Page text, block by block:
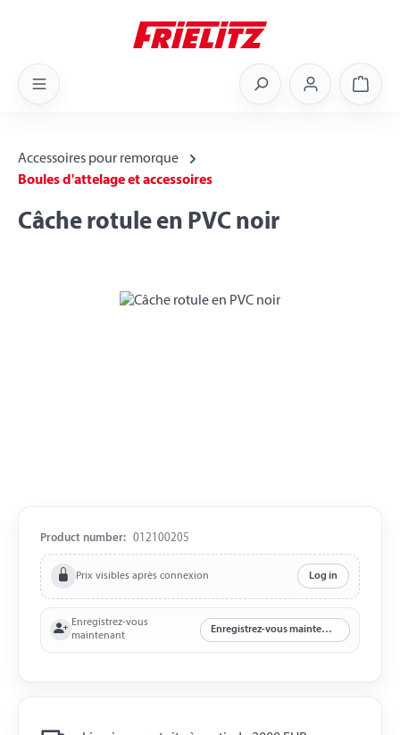
Accessoires pour remorque
Boules d'attelage et accessoires
Câche rotule en PVC noir
Skip image gallery
Product number: 012100205
Prix visibles après connexion Log in
Enregistrez-vous
maintenant
Enregistrez-vous maintenant